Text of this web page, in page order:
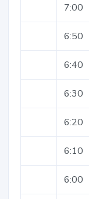
7:00
6:50
6:40
6:30
6:20
6:10
6:00